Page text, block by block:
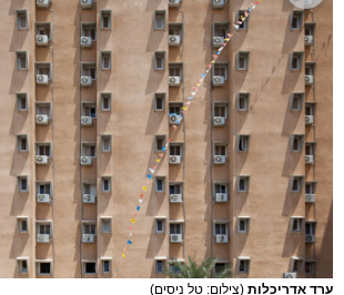
ערד אדריכלות (צילום: טל ניסים)